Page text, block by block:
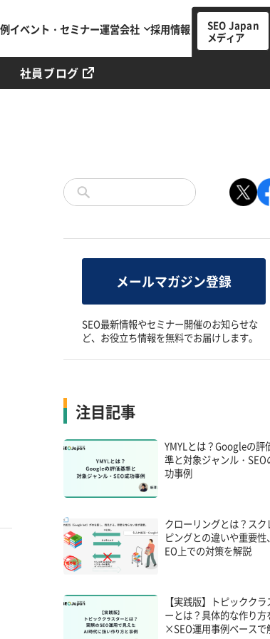
社員ブログ
イベント・セミナー運営会社 採用情報
SEO Japan
メディア
メールマガジン登録
SEO最新情報やセミナー開催のお知らせな
ど、お役立ち情報を無料でお届けします。
注目記事
YMYLとは？Googleの評
準と対象ジャンル・SEO
功事例
クローリングとは？スク
ピングとの違いや重要性
EO上での対策を解説
【実践版】トピッククラ
ーとは？具体的な作り方
×SEO運用事例ベースで